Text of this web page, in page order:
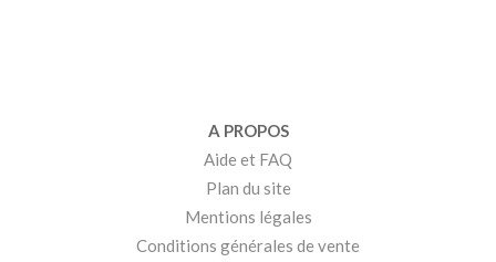
A PROPOS
Aide et FAQ
Plan du site
Mentions légales
Conditions générales de vente